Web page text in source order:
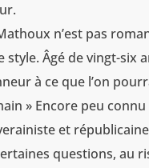
n’est pas
Âgé de vingt-six
à ce que l’on
» Encore peu
et
questions, au